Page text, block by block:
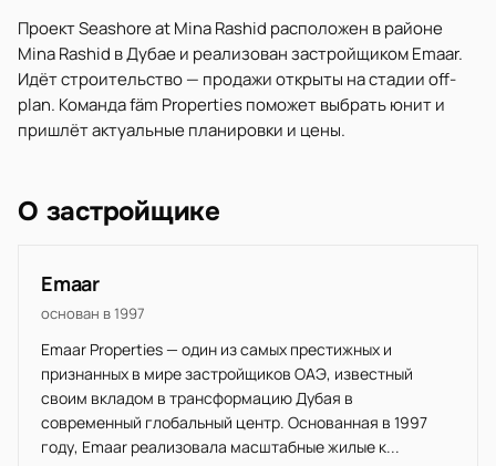
Проект Seashore at Mina Rashid расположен в районе
Mina Rashid в Дубае и реализован застройщиком Emaar.
Идёт строительство — продажи открыты на стадии off-
plan. Команда fäm Properties поможет выбрать юнит и
пришлёт актуальные планировки и цены.
О застройщике
Emaar
основан в 1997
Emaar Properties — один из самых престижных и
признанных в мире застройщиков ОАЭ, известный
своим вкладом в трансформацию Дубая в
современный глобальный центр. Основанная в 1997
году, Emaar реализовала масштабные жилые к...